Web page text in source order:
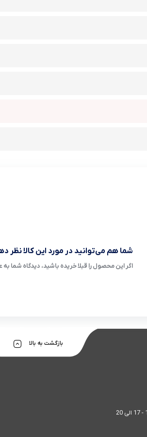
شما هم می‌توانید در مورد این کالا نظر
اگر این محصول را قبلا خریده باشید، دیدگاه شما
بازگشت به بالا